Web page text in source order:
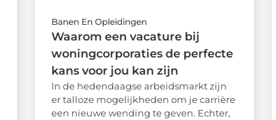
Banen En Opleidingen
Waarom een vacature bij
woningcorporaties de perfecte
kans voor jou kan zijn
In de hedendaagse arbeidsmarkt zijn
er talloze mogelijkheden om je carrière
een nieuwe wending te geven. Echter,